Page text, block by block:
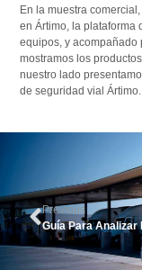
En la muestra
en Ártimo, la plataforma
equipos, y acompañado
mostramos los
nuestro lado
de seguridad vial Ártimo.
Previous